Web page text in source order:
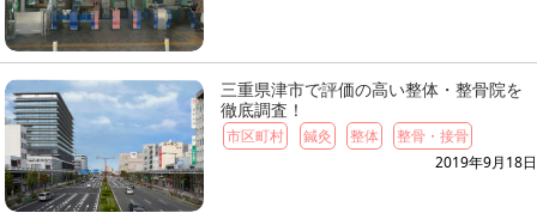
三重県津市で評価の高い整体・整骨院を
徹底調査！
市区町村 鍼灸 整体
整骨・接骨
2019年9月18日